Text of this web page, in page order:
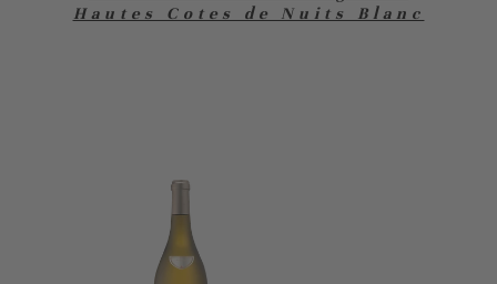
Hautes Cotes de Nuits Blanc